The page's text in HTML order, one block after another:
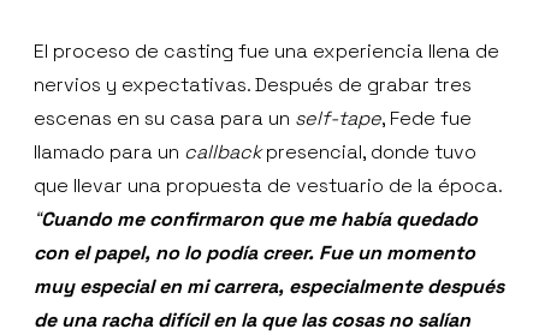
El proceso de casting fue una experiencia llena de
nervios y expectativas. Después de grabar tres
escenas en su casa para un self-tape, Fede fue
llamado para un callbackpresencial, donde tuvo
que llevar una propuesta de vestuario de la época.
“Cuando me confirmaron que me había quedado
con el papel, no lo podía creer. Fue un momento
muy especial en mi carrera, especialmente después
de una racha difícil en la que las cosas no salían